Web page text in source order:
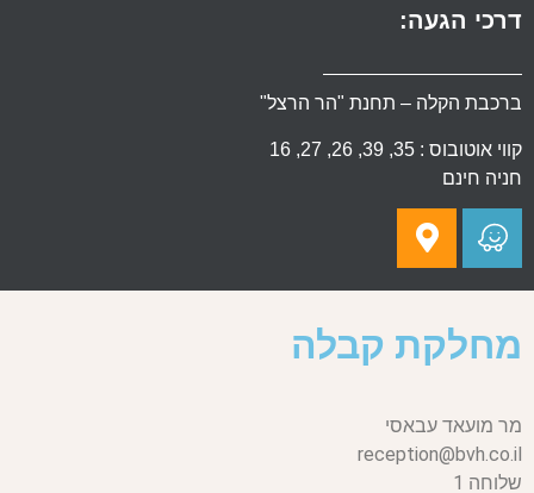
דרכי הגעה:
ברכבת הקלה – תחנת "הר הרצל"
קווי אוטובוס : 35, 39, 26, 27, 16
חניה חינם
מחלקת קבלה
מר מועאד עבאסי
reception@bvh.co.il
שלוחה 1